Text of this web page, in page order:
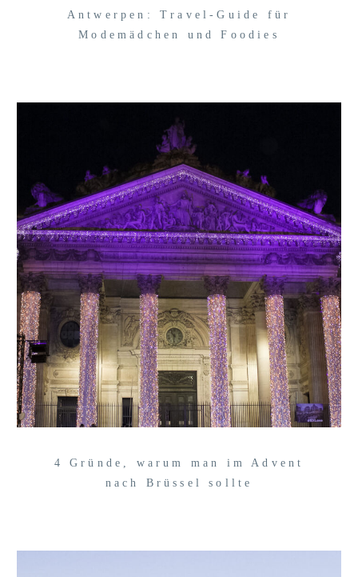
Antwerpen: Travel-Guide für
Modemädchen und Foodies
4 Gründe, warum man im Advent
nach Brüssel sollte